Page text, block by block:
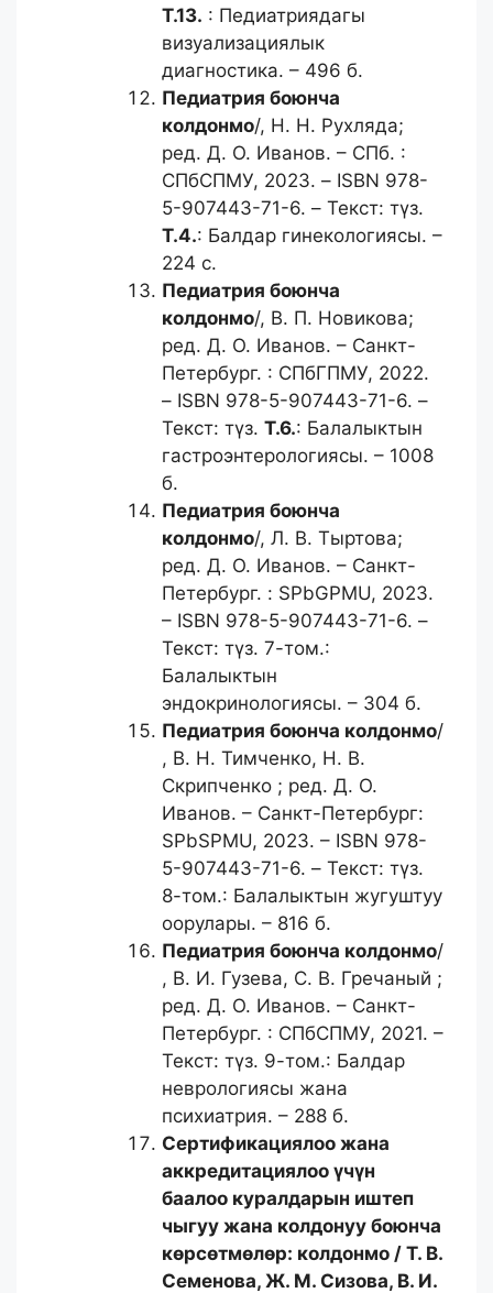
Т.13. : Педиатриядагы
визуализациялык
диагностика. – 496 б.
Педиатрия боюнча
колдонмо/, Н. Н. Рухляда;
ред. Д. О. Иванов. – СПб. :
СПбСПМУ, 2023. – ISBN 978-
5-907443-71-6. – Текст: түз.
Т.4.: Балдар гинекологиясы. –
224 с.
Педиатрия боюнча
колдонмо/, В. П. Новикова;
ред. Д. О. Иванов. – Санкт-
Петербург. : СПбГПМУ, 2022.
– ISBN 978-5-907443-71-6. –
Текст: түз. Т.6.: Балалыктын
гастроэнтерологиясы. – 1008
б.
Педиатрия боюнча
колдонмо/, Л. В. Тыртова;
ред. Д. О. Иванов. – Санкт-
Петербург. : SPbGPMU, 2023.
– ISBN 978-5-907443-71-6. –
Текст: түз. 7-том.:
Балалыктын
эндокринологиясы. – 304 б.
Педиатрия боюнча колдонмо/
, В. Н. Тимченко, Н. В.
Скрипченко ; ред. Д. О.
Иванов. – Санкт-Петербург:
SPbSPMU, 2023. – ISBN 978-
5-907443-71-6. – Текст: түз.
8-том.: Балалыктын жугуштуу
оорулары. – 816 б.
Педиатрия боюнча колдонмо/
, В. И. Гузева, С. В. Гречаный ;
ред. Д. О. Иванов. – Санкт-
Петербург. : СПбСПМУ, 2021. –
Текст: түз. 9-том.: Балдар
неврологиясы жана
психиатрия. – 288 б.
Сертификациялоо жана
аккредитациялоо үчүн
баалоо куралдарын иштеп
чыгуу жана колдонуу боюнча
көрсөтмөлөр: колдонмо / Т. В.
Семенова, Ж. М. Сизова, В. И.